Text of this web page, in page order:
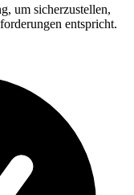
um sicherzustellen,
entspricht.